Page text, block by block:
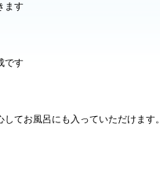
ます
です
てお風呂にも入っていただけます。